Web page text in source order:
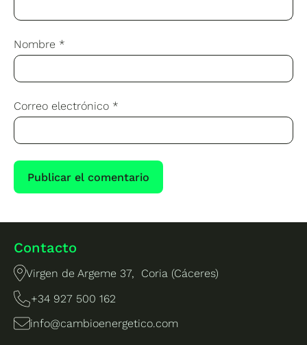
Nombre *
Correo electrónico *
Contacto
Virgen de Argeme 37, Coria (Cáceres)
+34 927 500 162
info@cambioenergetico.com